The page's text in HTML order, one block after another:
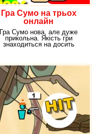
Гра Сумо на трьох
онлайн
Гра Сумо нова, але дуже
прикольна. Якість гри
знаходиться на досить